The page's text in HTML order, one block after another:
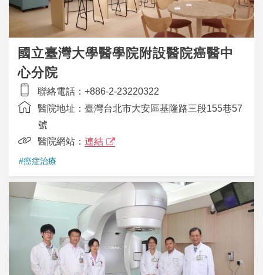
國立臺灣大學醫學院附設醫院癌醫中
心分院
聯絡電話： +886-2-23220322
醫院地址： 臺灣台北市大安區基隆路三段155巷57
號
醫院網站： 連結
#癌症治療